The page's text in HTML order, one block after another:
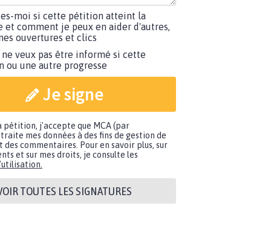
moi si cette pétition atteint la
et comment je peux en aider d'autres,
ouvertures et clics
ne veux pas être informé si cette
ou une autre progresse
Je signe
pétition, j'accepte que MCA (par
mes données à des fins de gestion de
des commentaires. Pour en savoir plus, sur
et sur mes droits, je consulte les
TOUTES LES SIGNATURES